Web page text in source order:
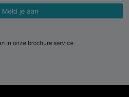
Meld je aan
in onze brochure service